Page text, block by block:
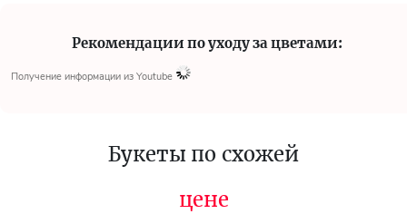
Рекомендации по уходу за цветами:
Получение информации из Youtube
Букеты по схожей
цене